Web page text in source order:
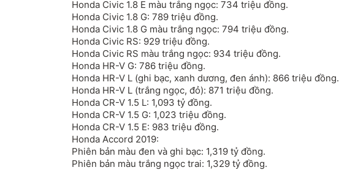
Honda Civic 1.8 E màu trắng ngọc: 734 triệu đồng.
Honda Civic 1.8 G: 789 triệu đồng.
Honda Civic 1.8 G màu trắng ngọc: 794 triệu đồng.
Honda Civic RS: 929 triệu đồng.
Honda Civic RS màu trắng ngọc: 934 triệu đồng.
Honda HR-V G: 786 triệu đồng.
Honda HR-V L (ghi bạc, xanh dương, đen ánh): 866 triệu đồng.
Honda HR-V L (trắng ngọc, đỏ): 871 triệu đồng.
Honda CR-V 1.5 L: 1,093 tỷ đồng.
Honda CR-V 1.5 G: 1,023 triệu đồng.
Honda CR-V 1.5 E: 983 triệu đồng.
Honda Accord 2019:
Phiên bản màu đen và ghi bạc: 1,319 tỷ đồng.
Phiên bản màu trắng ngọc trai: 1,329 tỷ đồng.